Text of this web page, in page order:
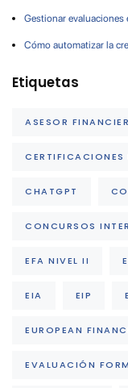
Gestionar evaluaciones
Cómo automatizar la
Etiquetas
ASESOR
CERTIFICACIONES
CHATGPT
CONCURSOS
EFA NIVEL II
EIA EIP
EUROPEAN
EVALUACIÓN